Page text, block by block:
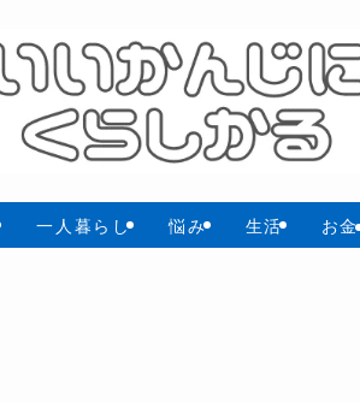
一人暮らし 悩み 生活 お金